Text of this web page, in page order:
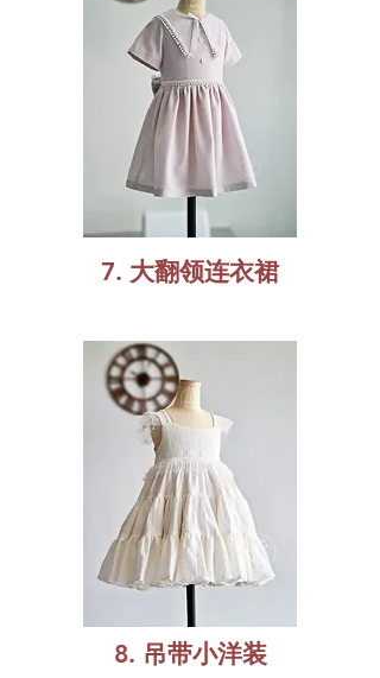
7. 大翻领连衣裙
8. 吊带小洋装